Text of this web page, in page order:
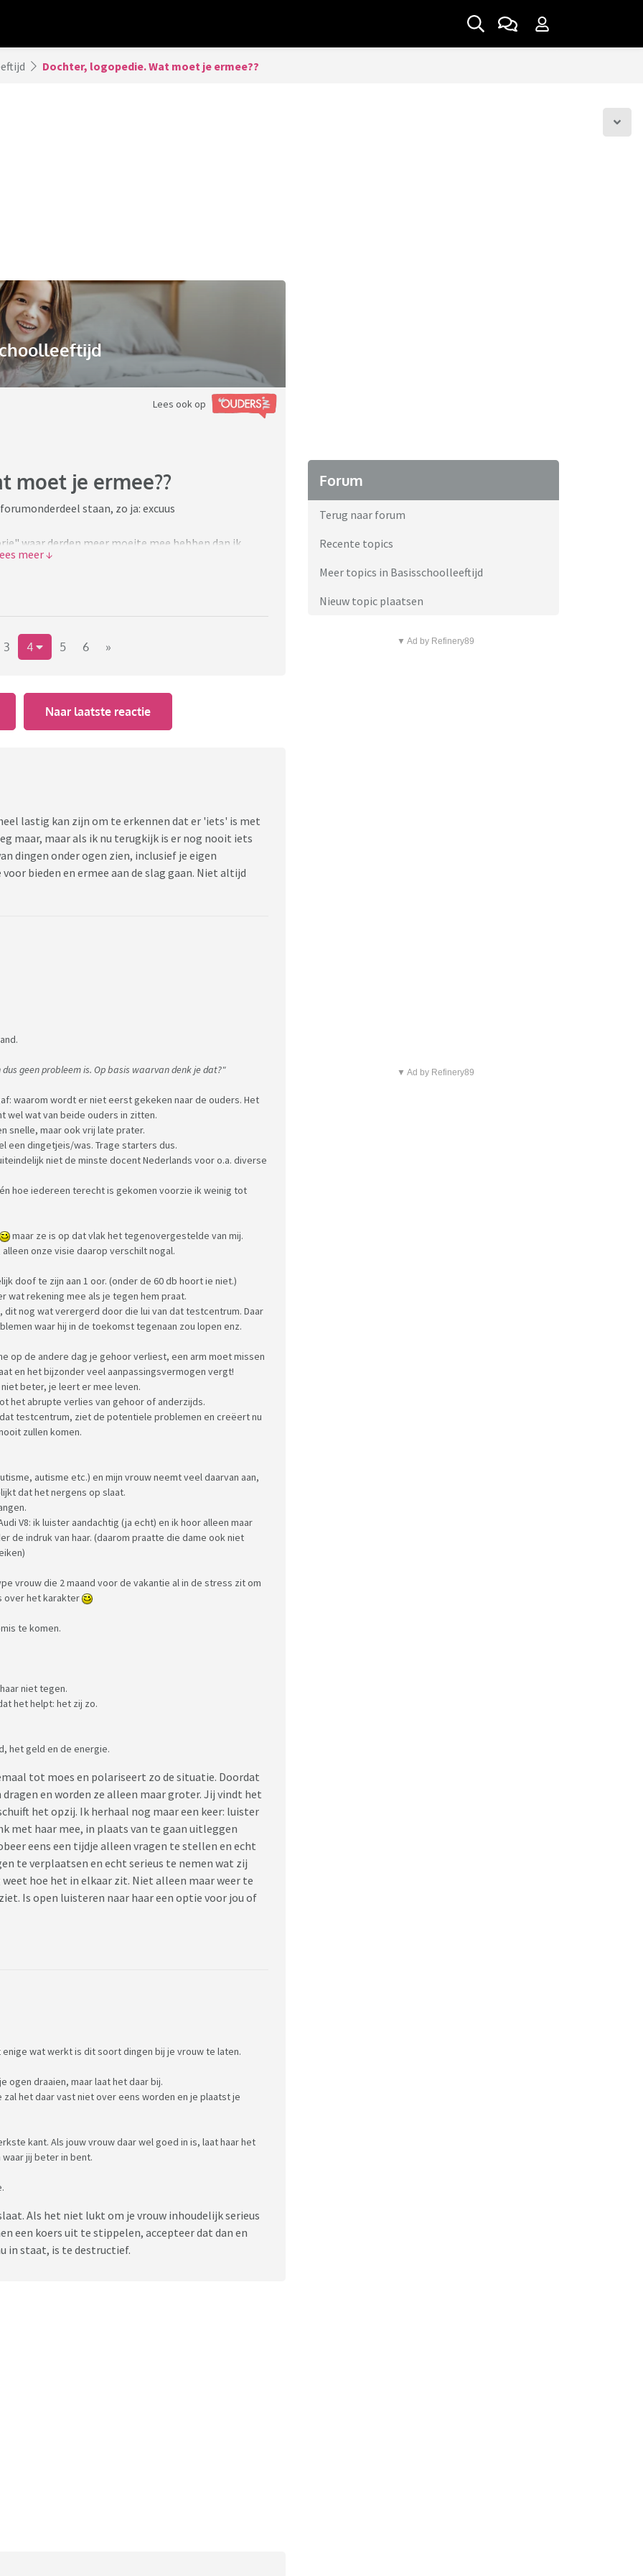
Dochter, logopedie. Wat moet je ermee??
Lees ook op
moet je ermee??
staan, zo ja: excuus
waar derden meer moeite mee hebben dan ik.
doof was, later autistisch en weet ik wat niet meer.
praat thuis ook veel, alleen (nog steeds) in een
is. Op school en bij anderen praat ze
een jaar of 1,5 terug al besloten: logopedie.
een paar goeien bij zitten, maar mijn ervaring is
Mijn vrouw daarentegen is wel gevoelig voor zulke
mee geweest en het was dramatisch en absoluut
te spelen met zo'n kind. Geen idee wat dat met
met iets nieuws op de proppen komt.
niet.
"problemen" mogen aanhoren, selectief
logopedie te maken??
niet sprak.
een paar afbeeldingen, w.o. een eend op een
zou moeten doen...het kind is 4, op tv zie
met een hengeltje vissen, op een vliegend
die vliegen.
wel effect heeft, ze praat nu wel beter etc. etc.
is nu ca. 1.5 jaar verder én dus ook ca. 1,5 jaar
beter, de woordenschat groter etc.
zoden aan de dijk, zeker niet als ze domweg
weer spelletje, na 15 minuten ging dochter
uit en ze deed niets. Dit duurde zo'n 10 minuten.
reactie en logopedist ging ook maar met de
Sja, tijd was toen voorbij, tot ziens en tot volgende
niet slecht, niet bovengemiddeld...
praat. De woordenschat is het probleem in elk
3 4 5 6 »
Naar laatste reactie
lastig kan zijn om te erkennen dat er 'iets' is met
maar, maar als ik nu terugkijk is er nog nooit iets
dingen onder ogen zien, inclusief je eigen
bieden en ermee aan de slag gaan. Niet altijd
geen probleem is. Op basis waarvan denk je dat?"
waarom wordt er niet eerst gekeken naar de ouders. Het
wel wat van beide ouders in zitten.
snelle, maar ook vrij late prater.
een dingetjeis/was. Trage starters dus.
niet de minste docent Nederlands voor o.a. diverse
hoe iedereen terecht is gekomen voorzie ik weinig tot
maar ze is op dat vlak het tegenovergestelde van mij.
onze visie daarop verschilt nogal.
doof te zijn aan 1 oor. (onder de 60 db hoort ie niet.)
wat rekening mee als je tegen hem praat.
nog wat verergerd door die lui van dat testcentrum. Daar
waar hij in de toekomst tegenaan zou lopen enz.
op de andere dag je gehoor verliest, een arm moet missen
en het bijzonder veel aanpassingsvermogen vergt!
beter, je leert er mee leven.
het abrupte verlies van gehoor of anderzijds.
testcentrum, ziet de potentiele problemen en creëert nu
zullen komen.
autisme etc.) en mijn vrouw neemt veel daarvan aan,
dat het nergens op slaat.
V8: ik luister aandachtig (ja echt) en ik hoor alleen maar
de indruk van haar. (daarom praatte die dame ook niet
vrouw die 2 maand voor de vakantie al in de stress zit om
over het karakter
te komen.
niet tegen.
het helpt: het zij zo.
het geld en de energie.
tot moes en polariseert zo de situatie. Doordat
en worden ze alleen maar groter. Jij vindt het
het opzij. Ik herhaal nog maar een keer: luister
met haar mee, in plaats van te gaan uitleggen
eens een tijdje alleen vragen te stellen en echt
te verplaatsen en echt serieus te nemen wat zij
hoe het in elkaar zit. Niet alleen maar weer te
Is open luisteren naar haar een optie voor jou of
wat werkt is dit soort dingen bij je vrouw te laten.
ogen draaien, maar laat het daar bij.
het daar vast niet over eens worden en je plaatst je
kant. Als jouw vrouw daar wel goed in is, laat haar het
jij beter in bent.
Als het niet lukt om je vrouw inhoudelijk serieus
een koers uit te stippelen, accepteer dat dan en
in staat, is te destructief.
Forum
Terug naar forum
Recente topics
Meer topics in Basisschoolleeftijd
Nieuw topic plaatsen
▼ Ad by Refinery89
▼ Ad by Refinery89